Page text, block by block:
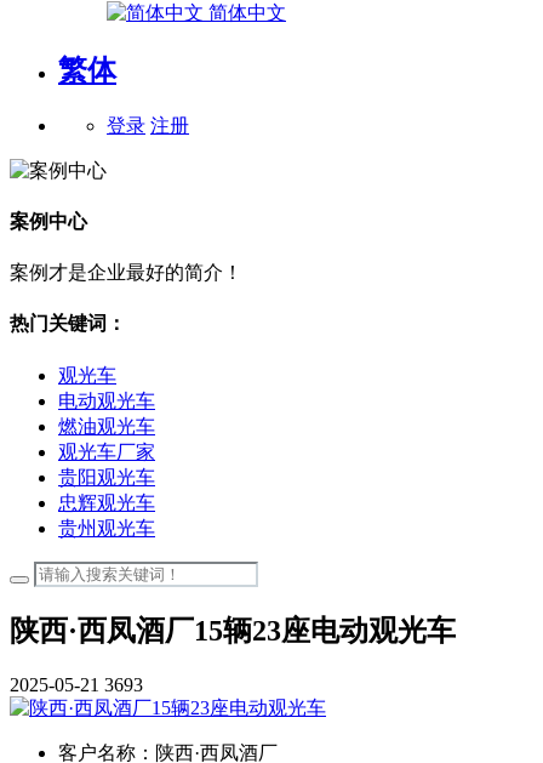
简体中文
繁体
登录 注册
案例中心
案例才是企业最好的简介！
热门关键词：
观光车
电动观光车
燃油观光车
观光车厂家
贵阳观光车
忠辉观光车
贵州观光车
陕西·西凤酒厂15辆23座电动观光车
2025-05-21 3693
客户名称： 陕西·西凤酒厂